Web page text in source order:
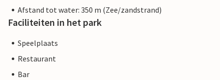
Afstand tot water: 350 m (Zee/zandstrand)
Faciliteiten in het park
Speelplaats
Restaurant
Bar